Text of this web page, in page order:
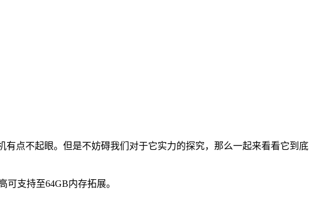
点不起眼。但是不妨碍我们对于它实力的探究，那么一起来看看它到底
可支持至64GB内存拓展。